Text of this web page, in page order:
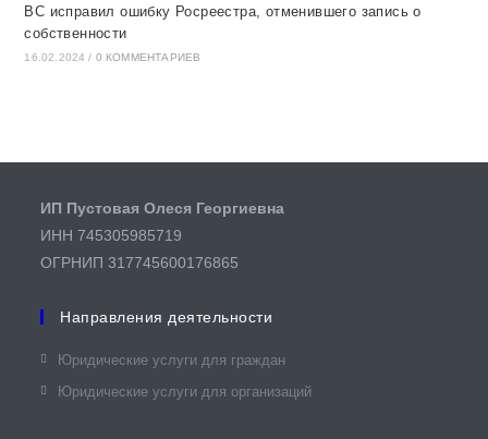
ВС исправил ошибку Росреестра, отменившего запись о
собственности
16.02.2024 / 0 КОММЕНТАРИЕВ
ИП Пустовая Олеся Георгиевна
ИНН 745305985719
ОГРНИП 317745600176865
Направления деятельности
Юридические услуги для граждан​
Юридические услуги для организаций